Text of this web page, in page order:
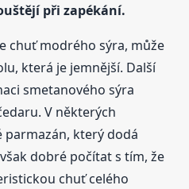
při zapékání.
chuť modrého sýra, může
která je jemnější. Další
smetanového sýra
V některých
parmazán, který dodá
dobré počítat s tím, že
chuť celého